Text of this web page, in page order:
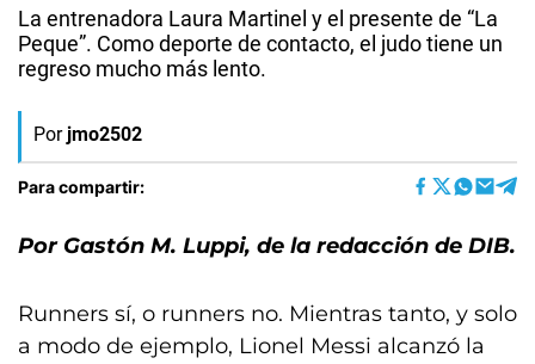
La entrenadora Laura Martinel y el presente de “La
Peque”. Como deporte de contacto, el judo tiene un
regreso mucho más lento.
Por jmo2502
Para compartir:
Por Gastón M. Luppi, de la redacción de DIB.
Runners sí, o runners no. Mientras tanto, y solo
a modo de ejemplo, Lionel Messi alcanzó la